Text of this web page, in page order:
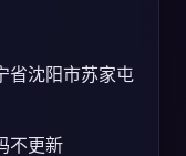
省沈阳市苏家屯
不更新